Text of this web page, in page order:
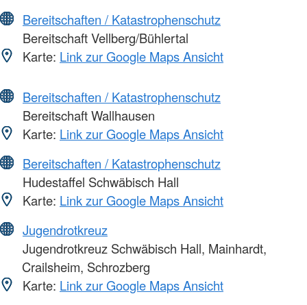
Bereitschaften / Katastrophenschutz
Bereitschaft Vellberg/Bühlertal
Karte: Link zur Google Maps Ansicht
Bereitschaften / Katastrophenschutz
Bereitschaft Wallhausen
Karte: Link zur Google Maps Ansicht
Bereitschaften / Katastrophenschutz
Hudestaffel Schwäbisch Hall
Karte: Link zur Google Maps Ansicht
Jugendrotkreuz
Jugendrotkreuz Schwäbisch Hall, Mainhardt,
Crailsheim, Schrozberg
Karte: Link zur Google Maps Ansicht